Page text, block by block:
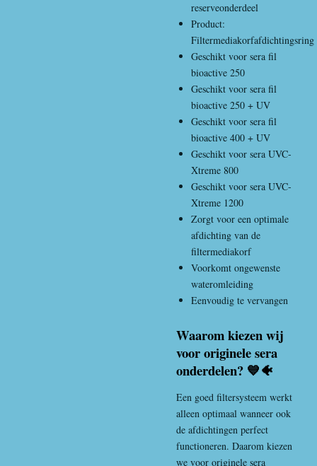
reserveonderdeel
Product:
Filtermediakorfafdichtingsring
Geschikt voor sera fil
bioactive 250
Geschikt voor sera fil
bioactive 250 + UV
Geschikt voor sera fil
bioactive 400 + UV
Geschikt voor sera UVC-
Xtreme 800
Geschikt voor sera UVC-
Xtreme 1200
Zorgt voor een optimale
afdichting van de
filtermediakorf
Voorkomt ongewenste
wateromleiding
Eenvoudig te vervangen
Waarom kiezen wij
voor originele sera
onderdelen? 💙🐠
Een goed filtersysteem werkt
alleen optimaal wanneer ook
de afdichtingen perfect
functioneren. Daarom kiezen
we voor originele sera